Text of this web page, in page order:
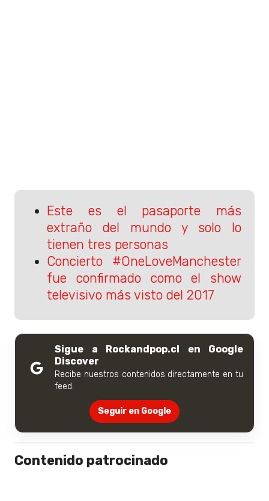
Este es el pasaporte más
extraño del mundo y solo lo
tienen tres personas
Concierto #OneLoveManchester
fue confirmado como el show
televisivo más visto del 2017
Sigue a Rockandpop.cl en Google
Discover
Recibe nuestros contenidos directamente en tu
feed.
Seguir en Google
Contenido patrocinado